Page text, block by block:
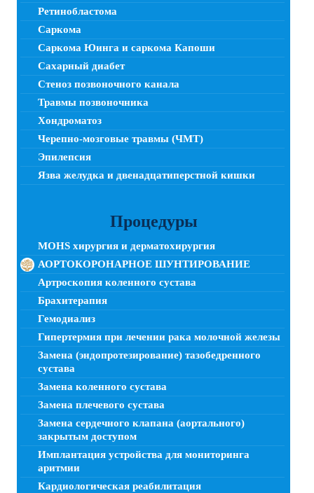
Ретинобластома
Саркома
Саркома Юинга и саркома Капоши
Сахарный диабет
Стеноз позвоночного канала
Травмы позвоночника
Хондроматоз
Черепно-мозговые травмы (ЧМТ)
Эпилепсия
Язва желудка и двенадцатиперстной кишки
Процедуры
MOHS хирургия и дерматохирургия
АОРТОКОРОНАРНОЕ ШУНТИРОВАНИЕ
Артроскопия коленного сустава
Брахитерапия
Гемодиализ
Гипертермия при лечении рака молочной железы
Замена (эндопротезирование) тазобедренного
сустава
Замена коленного сустава
Замена плечевого сустава
Замена сердечного клапана (аортального)
закрытым доступом
Имплантация устройства для мониторинга
аритмии
Кардиологическая реабилитация